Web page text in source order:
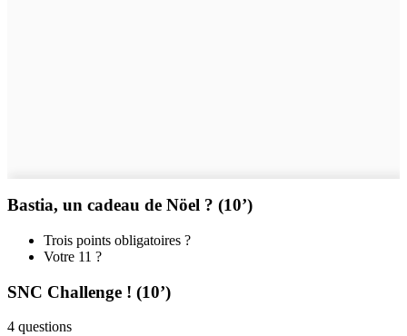
Bastia, un cadeau de Nöel ? (10’)
Trois points obligatoires ?
Votre 11 ?
SNC Challenge ! (10’)
4 questions